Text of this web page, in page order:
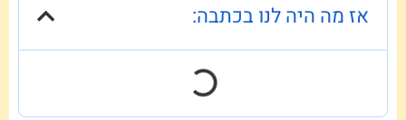
אז מה היה לנו בכתבה: